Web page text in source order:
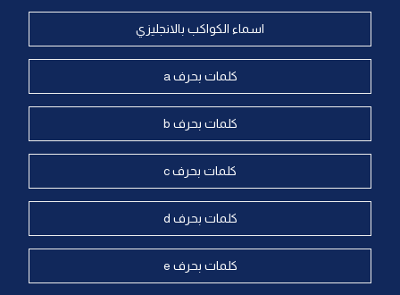
اسماء الكواكب بالانجليزي
كلمات بحرف a
كلمات بحرف b
كلمات بحرف c
كلمات بحرف d
كلمات بحرف e